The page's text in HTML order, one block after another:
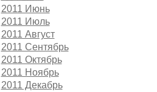
2011 Июнь
2011 Июль
2011 Август
2011 Сентябрь
2011 Октябрь
2011 Ноябрь
2011 Декабрь